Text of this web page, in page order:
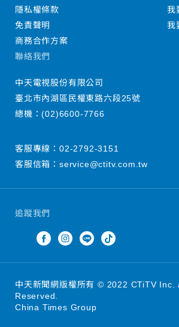
追蹤我們
隱私權條款
免責聲明
商務合作方案
我
我
聯絡我們
中天電視股份有限公司
臺北市內湖區民權東路六段25號
總機：(02)6600-7766
客服專線： 02-2792-3151
客服信箱： service@ctitv.com.tw
中天新聞網版權所有 © 2022 CTiTV Inc.
Reserved.
China Times Group